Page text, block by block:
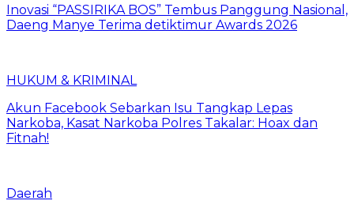
Inovasi “PASSIRIKA BOS” Tembus Panggung Nasional,
Daeng Manye Terima detiktimur Awards 2026
HUKUM & KRIMINAL
Akun Facebook Sebarkan Isu Tangkap Lepas
Narkoba, Kasat Narkoba Polres Takalar: Hoax dan
Fitnah!
Daerah